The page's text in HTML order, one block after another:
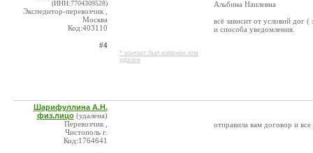
(ИНН:7704309528)
Экспедитор-перевозчик ,
Москва
Код:403110
#4
* контакт был изменен или
удален
Альбина Наилевна
всё зависит от условий дог (
и способа уведомления.
Шарифуллина А.Н.
физ.лицо (удалена)
Перевозчик ,
Чистополь г.
Код:1764641
отправила вам договор и